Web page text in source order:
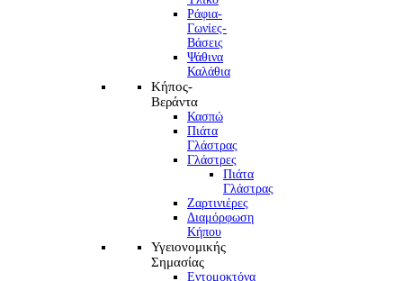
Ράφια-
Γωνίες-
Βάσεις
Ψάθινα
Καλάθια
Κήπος-
Βεράντα
Κασπώ
Πιάτα
Γλάστρας
Γλάστρες
Πιάτα
Γλάστρας
Ζαρτινιέρες
Διαμόρφωση
Κήπου
Υγειονομικής
Σημασίας
Εντομοκτόνα